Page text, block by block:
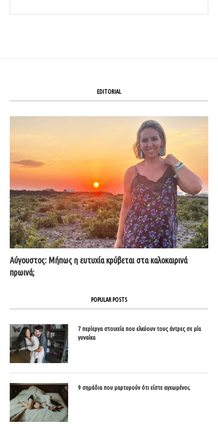
EDITORIAL
Αύγουστος: Μήπως η ευτυχία κρύβεται στα καλοκαιρινά
πρωινά;
POPULAR POSTS
7 περίεργα στοιχεία που ελκύουν τους άντρες σε μία
γυναίκα
9 σημάδια που μαρτυρούν ότι είστε αγχωμένοι;